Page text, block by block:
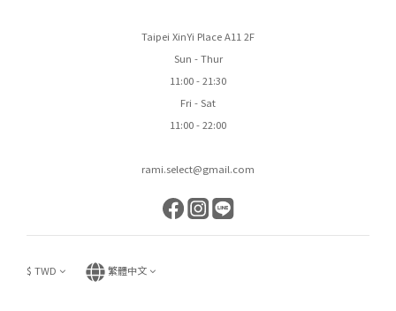
Taipei XinYi Place A11 2F
Sun - Thur
11:00 - 21:30
Fri - Sat
11:00 - 22:00
rami.select@gmail.com
$ TWD 繁體中文